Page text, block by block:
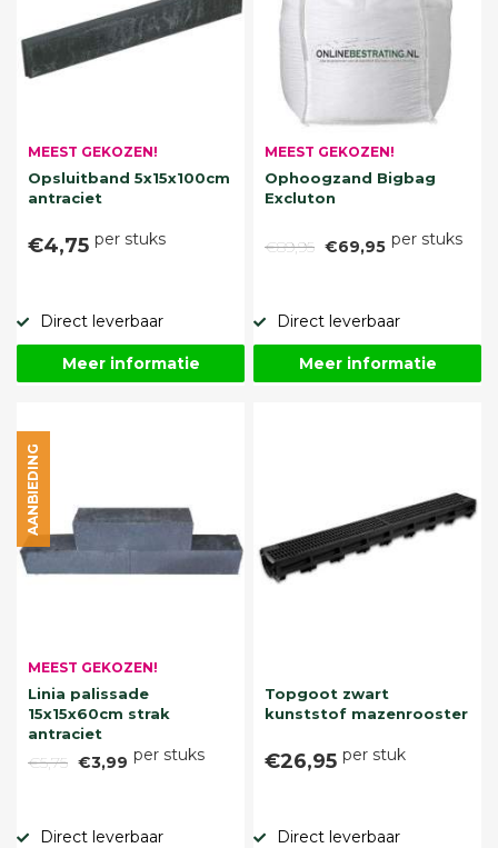
MEEST GEKOZEN!
Opsluitband 5x15x100cm
antraciet
€4,75 per stuks
Direct leverbaar
Meer informatie
MEEST GEKOZEN!
Ophoogzand Bigbag
Excluton
€89,95 €69,95 per stuks
Direct leverbaar
Meer informatie
MEEST GEKOZEN!
Linia palissade
15x15x60cm strak
antraciet
€5,75 €3,99 per stuks
AANBIEDING
Direct leverbaar
Topgoot zwart
kunststof mazenrooster
€26,95 per stuk
Direct leverbaar